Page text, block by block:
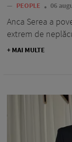
— PEOPLE 06
Anca Serea a
extrem de
+ MAI MULTE